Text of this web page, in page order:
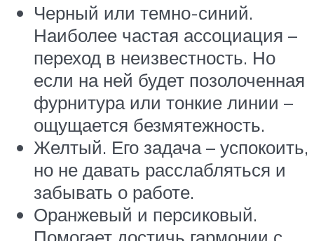
Черный или темно-синий.
Наиболее частая ассоциация –
переход в неизвестность. Но
если на ней будет позолоченная
фурнитура или тонкие линии –
ощущается безмятежность.
Желтый. Его задача – успокоить,
но не давать расслабляться и
забывать о работе.
Оранжевый и персиковый.